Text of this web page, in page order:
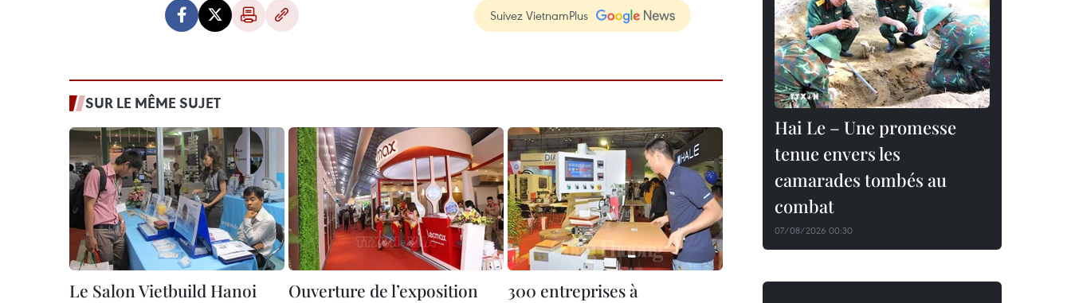
Suivez VietnamPlus
SUR LE MÊME SUJET
Le Salon Vietbuild Hanoi
Ouverture de l’exposition
300 entreprises à
Hai Le – Une promesse
tenue envers les
camarades tombés au
combat
07/08/2026 00:30